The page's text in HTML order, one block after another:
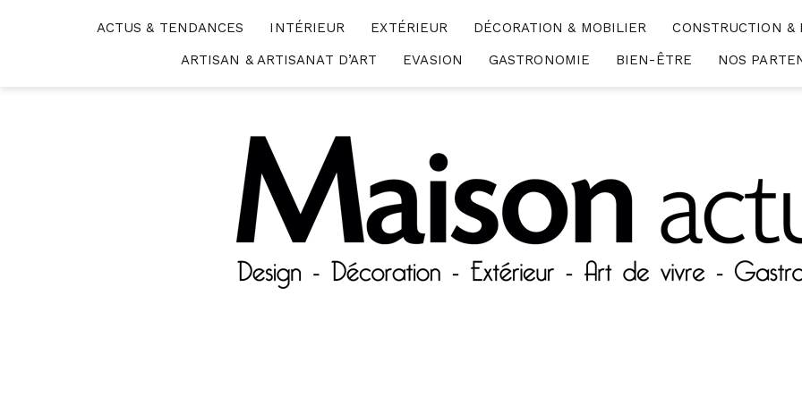
ACTUS & TENDANCES INTÉRIEUR EXTÉRIEUR DÉCORATION & MOBILIER
CONSTRUCTION &
ARTISAN & ARTISANAT D’ART
EVASION GASTRONOMIE BIEN-ÊTRE NOS